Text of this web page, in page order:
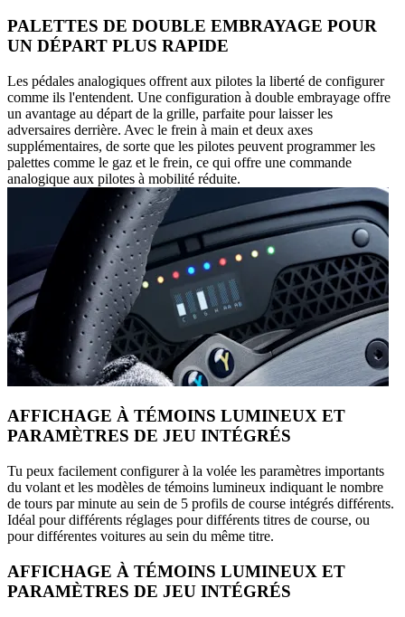
PALETTES DE DOUBLE EMBRAYAGE POUR
UN DÉPART PLUS RAPIDE
Les pédales analogiques offrent aux pilotes la liberté de configurer
comme ils l'entendent. Une configuration à double embrayage offre
un avantage au départ de la grille, parfaite pour laisser les
adversaires derrière. Avec le frein à main et deux axes
supplémentaires, de sorte que les pilotes peuvent programmer les
palettes comme le gaz et le frein, ce qui offre une commande
analogique aux pilotes à mobilité réduite.
AFFICHAGE À TÉMOINS LUMINEUX ET
PARAMÈTRES DE JEU INTÉGRÉS
Tu peux facilement configurer à la volée les paramètres importants
du volant et les modèles de témoins lumineux indiquant le nombre
de tours par minute au sein de 5 profils de course intégrés différents.
Idéal pour différents réglages pour différents titres de course, ou
pour différentes voitures au sein du même titre.
AFFICHAGE À TÉMOINS LUMINEUX ET
PARAMÈTRES DE JEU INTÉGRÉS